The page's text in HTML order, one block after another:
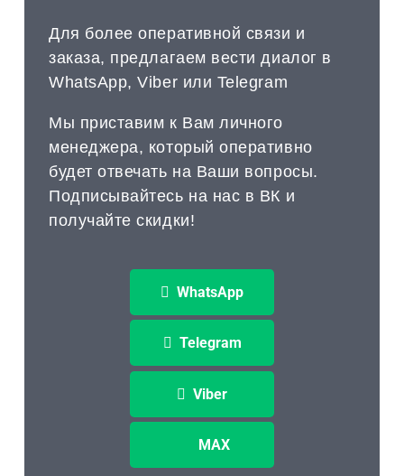
Для более оперативной связи и
заказа, предлагаем вести диалог в
WhatsApp, Viber или Telegram
Мы приставим к Вам личного
менеджера, который оперативно
будет отвечать на Ваши вопросы.
Подписывайтесь на нас в ВК и
получайте скидки!
WhatsApp
Telegram
Viber
MAX